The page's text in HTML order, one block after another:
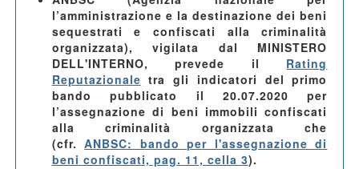
l’amministrazione e la destinazione dei beni
sequestrati e confiscati alla criminalità
organizzata), vigilata dal MINISTERO
DELL'INTERNO, prevede il Rating
Reputazionale tra gli indicatori del primo
bando pubblicato il 20.07.2020 per
l’assegnazione di beni immobili confiscati
alla criminalità organizzata che
(cfr.ANBSC: bando per l'assegnazione di
beni confiscati, pag. 11, cella 3).